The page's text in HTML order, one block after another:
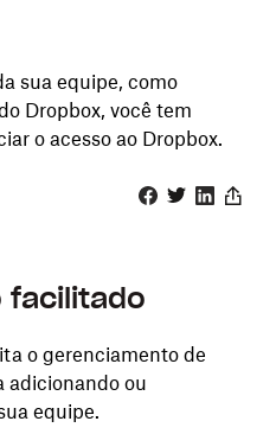
sua equipe, como
Dropbox, você tem
o acesso ao Dropbox.
facilitado
o gerenciamento de
adicionando ou
equipe.